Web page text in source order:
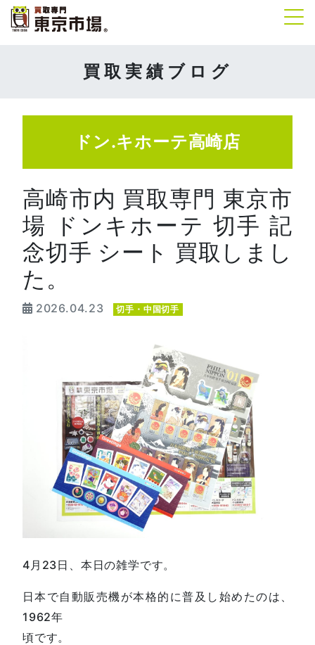
買取実績ブログ
ドン.キホーテ高崎店
高崎市内 買取専門 東京市
場 ドンキホーテ 切手 記
念切手 シート 買取しまし
た。
2026.04.23 切手・中国切手
4月23日、本日の雑学です。
日本で自動販売機が本格的に普及し始めたのは、
1962年
頃です。